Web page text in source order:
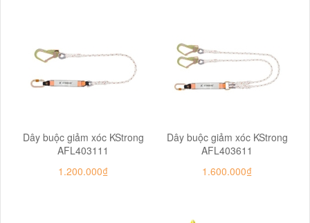
Dây buộc giảm xóc KStrong
AFL403111
1.200.000₫
Dây buộc giảm xóc KStrong
AFL403611
1.600.000₫